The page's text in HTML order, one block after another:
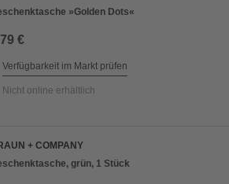
»Golden Dots«
€
Verfügbarkeit im Markt prüfen
Nicht online erhältlich
+ COMPANY
grün, 1 Stück